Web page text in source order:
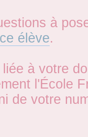
à
élève.
à votre
l'École
de votre